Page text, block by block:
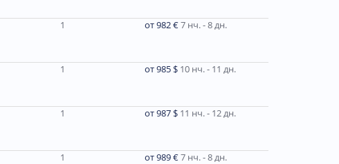
1 от 982 €7 нч. - 8 дн.
1 от 985 $ 10 нч. - 11 дн.
1 от 987 $ 11 нч. - 12 дн.
1 от 989 €7 нч. - 8 дн.